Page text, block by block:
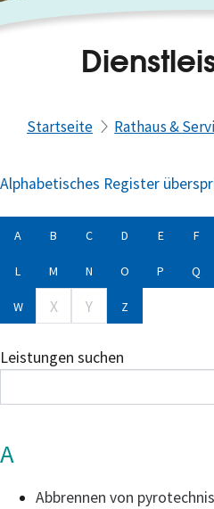
Startseite Rathaus &
Alphabetisches Register
A B C D E F
L M N O P Q
W X Y Z
Leistungen suchen
A
Abbrennen von